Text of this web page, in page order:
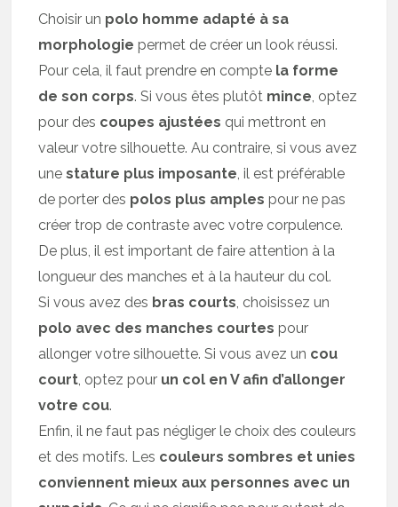
Choisir un polo homme adapté à sa
morphologie permet de créer un look réussi.
Pour cela, il faut prendre en compte la forme
de son corps. Si vous êtes plutôt mince , optez
pour des coupes ajustées qui mettront en
valeur votre silhouette. Au contraire, si vous avez
unestature plus imposante , il est préférable
de porter des polos plus amples pour ne pas
créer trop de contraste avec votre corpulence.
De plus, il est important de faire attention à la
longueur des manches et à la hauteur du col.
Si vous avez des bras courts , choisissez un
polo avec des manches courtes pour
allonger votre silhouette. Si vous avez un cou
court , optez pour un col en V afin d’allonger
votre cou.
Enfin, il ne faut pas négliger le choix des couleurs
et des motifs. Les couleurs sombres et unies
conviennent mieux aux personnes avec un